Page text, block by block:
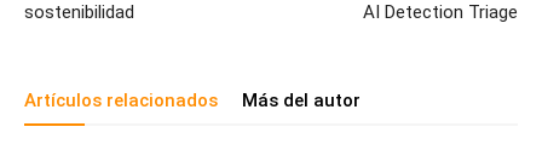
sostenibilidad
AI Detection Triage
Artículos relacionados Más del autor